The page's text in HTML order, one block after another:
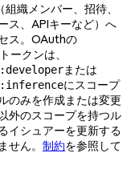
（組織メンバー、招待、
ス、APIキーなど）へ
ス。OAuthの
トークンは、
または
にスコープ
のみを作成または変更
外のスコープを持つル
イシュアーを更新する
せん。 制約を参照して